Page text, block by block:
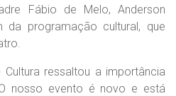
Fábio de Melo, Anderson
da programação cultural, que
ressaltou a importância
nosso evento é novo e está